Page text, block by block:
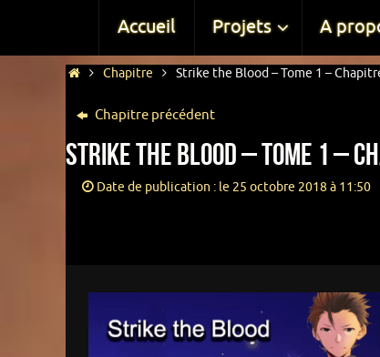
Accueil Projets A
Chapitre Strike the Blood – Tome 1 –
Chapitre précédent
Strike the Blood – Tome 1 –
Date de publication : le 25 octobre 2018 à 11:50